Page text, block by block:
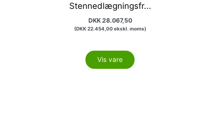
Stennedlægningsfr...
DKK28.067,50
(DKK22.454,00ekskl. moms)
Vis vare